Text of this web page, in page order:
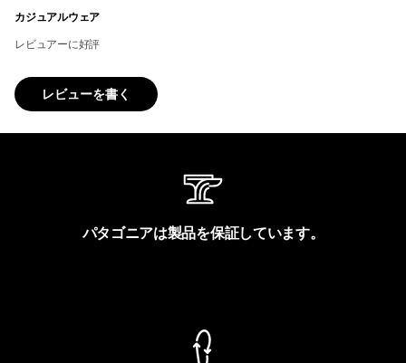
カジュアルウェア
レビュアーに好評
レビューを書く
パタゴニアは製品を保証しています。